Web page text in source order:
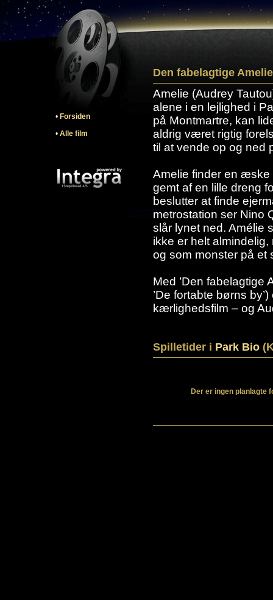
• Forsiden
• Alle film
Den fabelagtige
Amelie (Audrey
alene i en lejlighed i
på Montmartre, kan
aldrig været rigtig
til at vende op og ned
Amelie finder en æske
gemt af en lille dreng
beslutter at finde
metrostation ser Nino
slår lynet ned. Amélie
ikke er helt
og som monster på et
Med ’Den fabelagtige
’De fortabte børns
kærlighedsfilm – og
Spilletider i Park Bio
Der er ingen planlagte